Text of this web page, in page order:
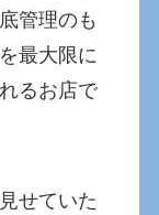
管理のも
最大限に
るお店で
せていた